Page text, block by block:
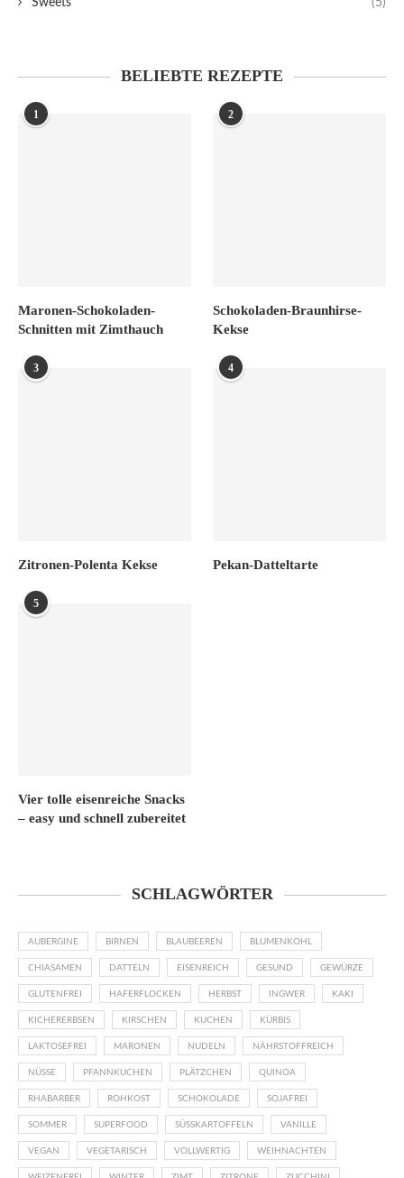
Sweets (5)
BELIEBTE REZEPTE
1
Maronen-Schokoladen-
Schnitten mit Zimthauch
2
Schokoladen-Braunhirse-
Kekse
3
Zitronen-Polenta Kekse
4
Pekan-Datteltarte
5
Vier tolle eisenreiche Snacks
– easy und schnell zubereitet
SCHLAGWÖRTER
AUBERGINE BIRNEN BLAUBEEREN BLUMENKOHL
CHIASAMEN DATTELN EISENREICH GESUND GEWÜRZE
GLUTENFREI HAFERFLOCKEN HERBST INGWER KAKI
KICHERERBSEN KIRSCHEN KUCHEN KÜRBIS
LAKTOSEFREI MARONEN NUDELN NÄHRSTOFFREICH
NÜSSE PFANNKUCHEN PLÄTZCHEN QUINOA
RHABARBER ROHKOST SCHOKOLADE SOJAFREI
SOMMER SUPERFOOD SÜSSKARTOFFELN VANILLE
VEGAN VEGETARISCH VOLLWERTIG WEIHNACHTEN